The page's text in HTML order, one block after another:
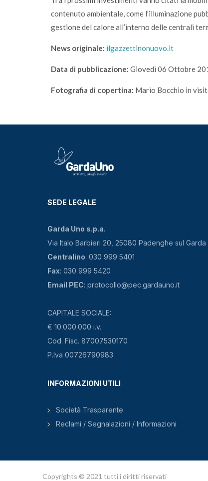
contenuto ambientale, come l’illuminazione
gestione del calore all’interno delle centrali
News originale: ilgazzettinonuovo.it
Data di pubblicazione: Giovedi 06 Ottobre
Fotografia di copertina: Mario Bocchio in
SEDE LEGALE
Garda Uno s.p.a.
Via Italo Barbieri 20, 25080 Padenghe sul Garda
Centralino: 030 999 5401
Fax: 030 999 5420
Email PEC: protocollo@pec.gardauno.it
CAPITALE SOCIALE:
€ 10.000.000 i.v.
Cod. Fisc. 87007530170
P.Iva 00726790983
INFORMAZIONI UTILI
Società Trasparente
Reclami / Segnalazioni / Informazioni
Copyrights © 2021 tutti i diritti riservati